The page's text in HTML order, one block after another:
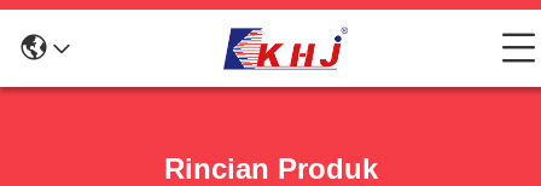
Rincian Produk